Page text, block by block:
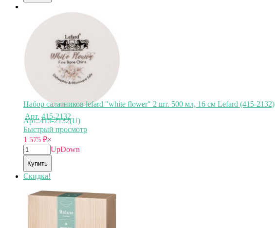
Арт. 263-1126
415-2132
Набор салатников lefard "white flower" 2 шт. 500 мл, 16 см Lefard (415-2132)
Арт.:415-2132(U)
Быстрый просмотр
1 575 ₽×
UpDown
Купить
Скидка!